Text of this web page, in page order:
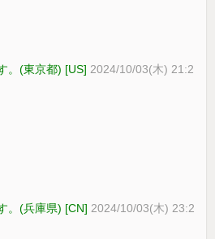
。(東京都) [US] 2024/10/03(木) 21:2
。(兵庫県) [CN] 2024/10/03(木) 23:2